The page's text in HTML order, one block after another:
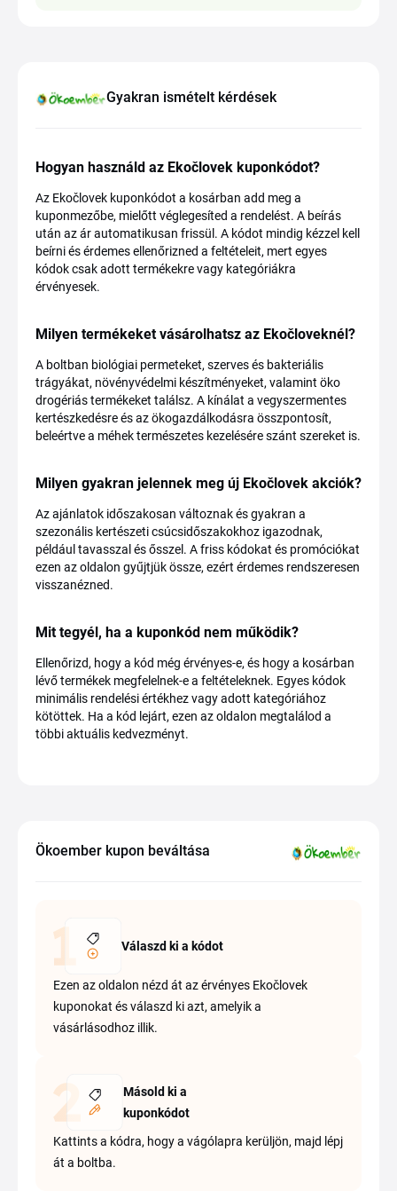
Gyakran ismételt kérdések
Hogyan használd az Ekočlovek kuponkódot?
Az Ekočlovek kuponkódot a kosárban add meg a
kuponmezőbe, mielőtt véglegesíted a rendelést. A beírás
után az ár automatikusan frissül. A kódot mindig kézzel kell
beírni és érdemes ellenőrizned a feltételeit, mert egyes
kódok csak adott termékekre vagy kategóriákra
érvényesek.
Milyen termékeket vásárolhatsz az Ekočloveknél?
A boltban biológiai permeteket, szerves és bakteriális
trágyákat, növényvédelmi készítményeket, valamint öko
drogériás termékeket találsz. A kínálat a vegyszermentes
kertészkedésre és az ökogazdálkodásra összpontosít,
beleértve a méhek természetes kezelésére szánt szereket is.
Milyen gyakran jelennek meg új Ekočlovek akciók?
Az ajánlatok időszakosan változnak és gyakran a
szezonális kertészeti csúcsidőszakokhoz igazodnak,
például tavasszal és ősszel. A friss kódokat és promóciókat
ezen az oldalon gyűjtjük össze, ezért érdemes rendszeresen
visszanézned.
Mit tegyél, ha a kuponkód nem működik?
Ellenőrizd, hogy a kód még érvényes-e, és hogy a kosárban
lévő termékek megfelelnek-e a feltételeknek. Egyes kódok
minimális rendelési értékhez vagy adott kategóriához
kötöttek. Ha a kód lejárt, ezen az oldalon megtalálod a
többi aktuális kedvezményt.
Ökoember kupon beváltása
Válaszd ki a kódot
Ezen az oldalon nézd át az érvényes Ekočlovek
kuponokat és válaszd ki azt, amelyik a
vásárlásodhoz illik.
Másold ki a
kuponkódot
Kattints a kódra, hogy a vágólapra kerüljön, majd lépj
át a boltba.